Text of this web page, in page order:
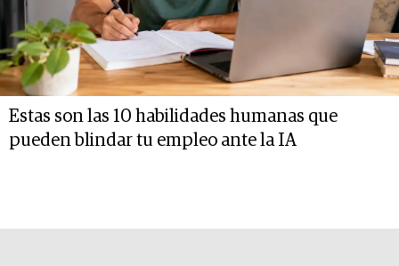
Estas son las 10 habilidades humanas que
pueden blindar tu empleo ante la IA